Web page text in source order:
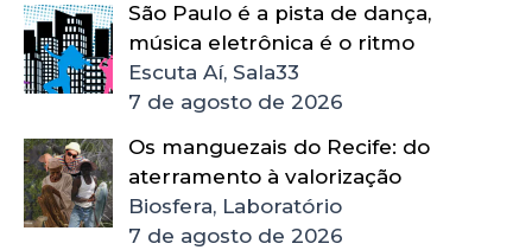
São Paulo é a pista de dança,
música eletrônica é o ritmo
Escuta Aí, Sala33
7 de agosto de 2026
Os manguezais do Recife: do
aterramento à valorização
Biosfera, Laboratório
7 de agosto de 2026